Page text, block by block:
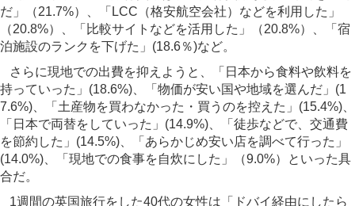
だ」（21.7%）、「LCC（格安航空会社）などを利用した」
（20.8%）、「比較サイトなどを活用した」（20.8%）、「宿
泊施設のランクを下げた」(18.6％)など。
さらに現地での出費を抑えようと、「日本から食料や飲料を
持っていった」(18.6%)、「物価が安い国や地域を選んだ」(1
7.6%)、「土産物を買わなかった・買うのを控えた」(15.4%)、
「日本で両替をしていった」(14.9%)、「徒歩などで、交通費
を節約した」(14.5%)、「あらかじめ安い店を調べて行った」
(14.0%)、「現地での食事を自炊にした」（9.0%）といった具
合だ。
1週間の英国旅行をした40代の女性は「ドバイ経由にしたら